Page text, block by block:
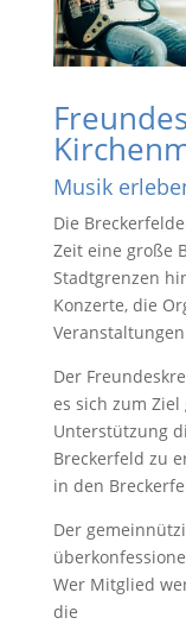
Musik
Die
Zeit eine große
Stadtgrenzen
Konzerte, die
Der
es sich zum
Unterstützung
Breckerfeld zu
in den
Der
Wer Mitglied
die